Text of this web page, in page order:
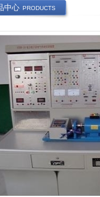
中心 PRODUCTS